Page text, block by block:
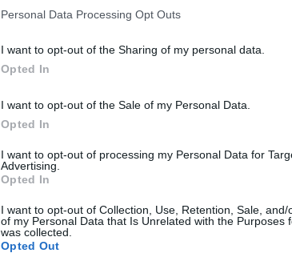
Personal Data Processing Opt Outs
I want to opt-out of the Sharing of my personal data.
Opted In
I want to opt-out of the Sale of my Personal Data.
Opted In
I want to opt-out of processing my Personal Data for
Advertising.
Opted In
I want to opt-out of Collection, Use, Retention, Sale, and/
of my Personal Data that Is Unrelated with the Purposes
was collected.
Opted Out